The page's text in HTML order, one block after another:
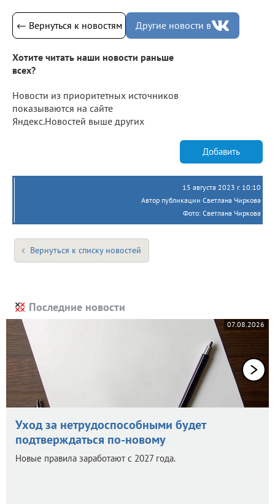
← Вернуться к новостям Другие новости в
Хотите читать наши новости раньше
всех?
Новости из приоритетных источников
показываются на сайте
Яндекс.Новостей выше других
Добавить
15 августа 2023 г. 10:10
Автор публикации Светлана Чиркова
Фото: Светлана Чиркова
Вернуться к списку новостей
Последние новости
07.08.2026
Уход за нетрудоспособными будет
подтверждаться по-новому
Новые правила заработают с 2027 года.